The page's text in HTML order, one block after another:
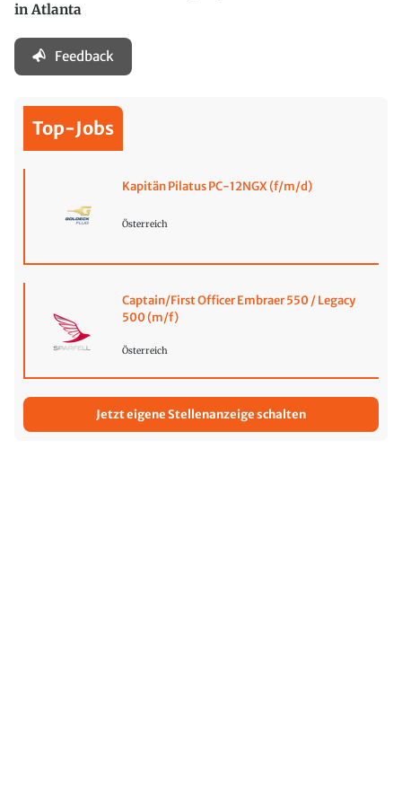
in Atlanta
Feedback
Top-Jobs
Kapitän Pilatus PC-12NGX (f/m/d)
Österreich
Captain/First Officer Embraer 550 / Legacy
500 (m/f)
Österreich
Jetzt eigene Stellenanzeige schalten